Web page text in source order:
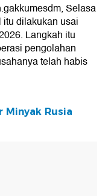
Selasa
dilakukan usai
Langkah itu
pengolahan
telah habis
Minyak Rusia